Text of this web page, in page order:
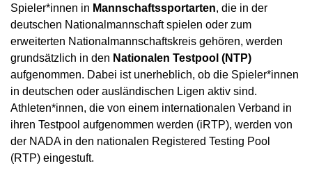
Spieler*innen in Mannschaftssportarten, die in der
deutschen Nationalmannschaft spielen oder zum
erweiterten Nationalmannschaftskreis gehören, werden
grundsätzlich in den Nationalen Testpool (NTP)
aufgenommen. Dabei ist unerheblich, ob die Spieler*innen
in deutschen oder ausländischen Ligen aktiv sind.
Athleten*innen, die von einem internationalen Verband in
ihren Testpool aufgenommen werden (iRTP), werden von
der NADA in den nationalen Registered Testing Pool
(RTP) eingestuft.